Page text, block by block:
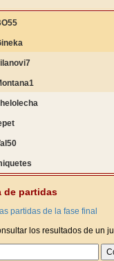
de partidas
partidas de la fase final
los resultados de un